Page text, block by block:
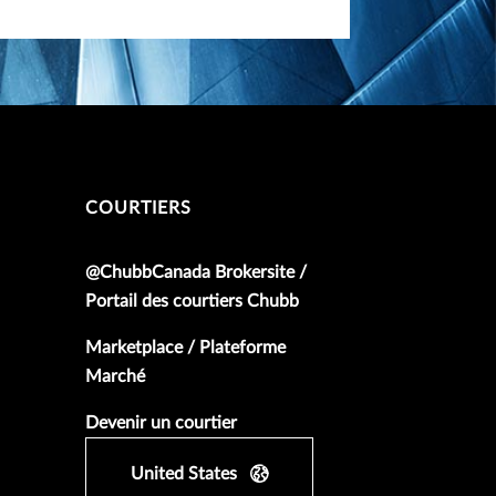
COURTIERS
@ChubbCanada Brokersite /
Portail des courtiers Chubb
Marketplace / Plateforme
Marché
Devenir un courtier
United States